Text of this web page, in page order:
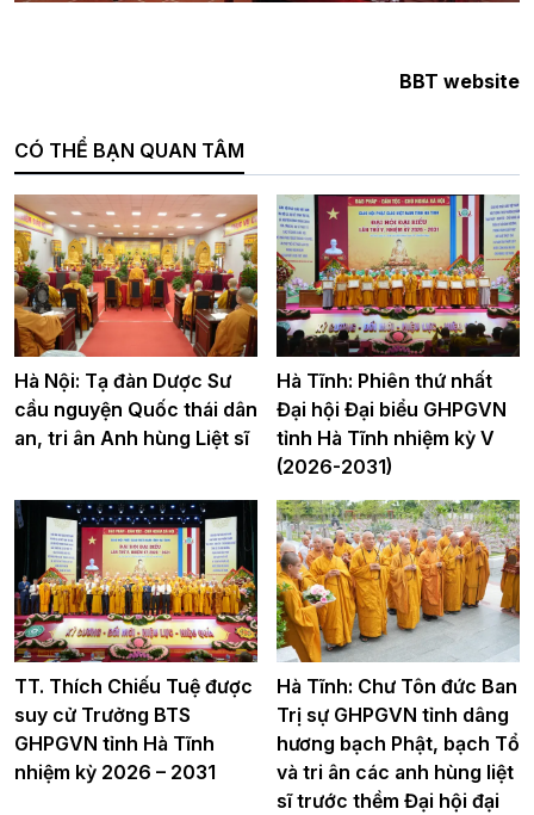
BBT website
CÓ THỂ BẠN QUAN TÂM
Hà Nội: Tạ đàn Dược Sư
cầu nguyện Quốc thái dân
an, tri ân Anh hùng Liệt sĩ
Hà Tĩnh: Phiên thứ nhất
Đại hội Đại biểu GHPGVN
tỉnh Hà Tĩnh nhiệm kỳ V
(2026-2031)
TT. Thích Chiếu Tuệ được
suy cử Trưởng BTS
GHPGVN tỉnh Hà Tĩnh
nhiệm kỳ 2026 – 2031
Hà Tĩnh: Chư Tôn đức Ban
Trị sự GHPGVN tỉnh dâng
hương bạch Phật, bạch Tổ
và tri ân các anh hùng liệt
sĩ trước thềm Đại hội đại